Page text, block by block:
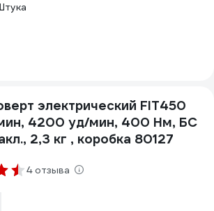
электрический FIT450
4200 уд/мин, 400 Нм, БС
2,3 кг , коробка 80127
4 отзыва